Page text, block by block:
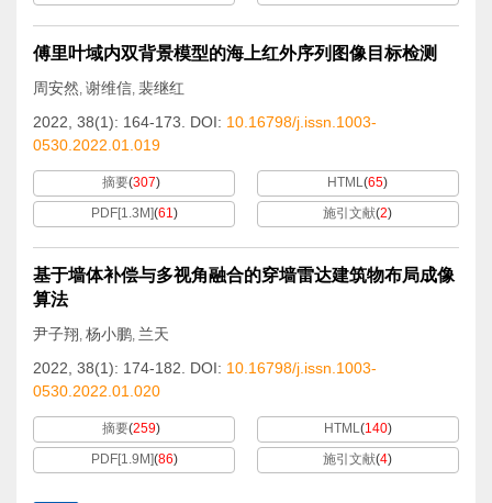
傅里叶域内双背景模型的海上红外序列图像目标检测
周安然, 谢维信, 裴继红
2022, 38(1): 164-173.
DOI: 10.16798/j.issn.1003-
0530.2022.01.019
摘要(307) HTML(65)
PDF[1.3M](61) 施引文献(2)
基于墙体补偿与多视角融合的穿墙雷达建筑物布局成像
算法
尹子翔, 杨小鹏, 兰天
2022, 38(1): 174-182.
DOI: 10.16798/j.issn.1003-
0530.2022.01.020
摘要(259) HTML(140)
PDF[1.9M](86) 施引文献(4)